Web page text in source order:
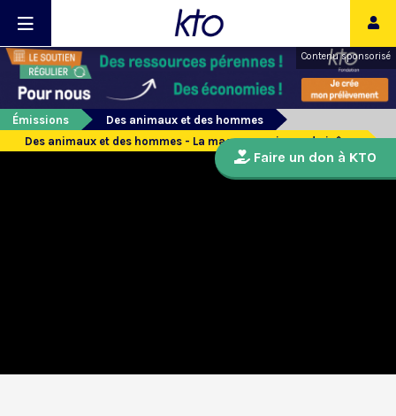
Contenu sponsorisé
Émissions
Des animaux et des hommes
Des animaux et des hommes - La macreuse, oiseau du jeûne
Faire un don à KTO